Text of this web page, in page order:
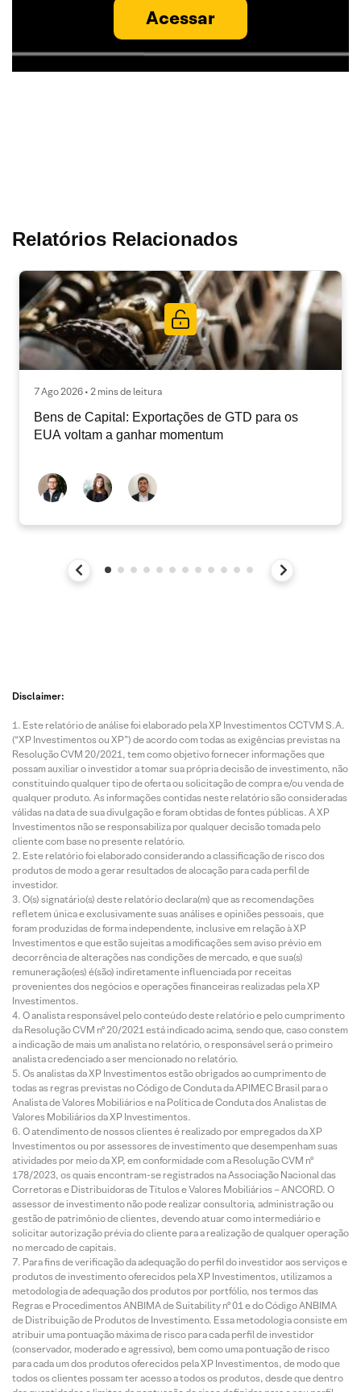
Acessar
Relatórios Relacionados
7 Ago 2026 • 2 mins de leitura
Bens de Capital: Exportações de GTD para os
EUA voltam a ganhar momentum
Disclaimer:
Este relatório de análise foi elaborado pela XP Investimentos CCTVM S.A.
(“XP Investimentos ou XP”) de acordo com todas as exigências previstas na
Resolução CVM 20/2021, tem como objetivo fornecer informações que
possam auxiliar o investidor a tomar sua própria decisão de investimento, não
constituindo qualquer tipo de oferta ou solicitação de compra e/ou venda de
qualquer produto. As informações contidas neste relatório são consideradas
válidas na data de sua divulgação e foram obtidas de fontes públicas. A XP
Investimentos não se responsabiliza por qualquer decisão tomada pelo
cliente com base no presente relatório.
Este relatório foi elaborado considerando a classificação de risco dos
produtos de modo a gerar resultados de alocação para cada perfil de
investidor.
O(s) signatário(s) deste relatório declara(m) que as recomendações
refletem única e exclusivamente suas análises e opiniões pessoais, que
foram produzidas de forma independente, inclusive em relação à XP
Investimentos e que estão sujeitas a modificações sem aviso prévio em
decorrência de alterações nas condições de mercado, e que sua(s)
remuneração(es) é(são) indiretamente influenciada por receitas
provenientes dos negócios e operações financeiras realizadas pela XP
Investimentos.
O analista responsável pelo conteúdo deste relatório e pelo cumprimento
da Resolução CVM nº 20/2021 está indicado acima, sendo que, caso constem
a indicação de mais um analista no relatório, o responsável será o primeiro
analista credenciado a ser mencionado no relatório.
Os analistas da XP Investimentos estão obrigados ao cumprimento de
todas as regras previstas no Código de Conduta da APIMEC Brasil para o
Analista de Valores Mobiliários e na Política de Conduta dos Analistas de
Valores Mobiliários da XP Investimentos.
O atendimento de nossos clientes é realizado por empregados da XP
Investimentos ou por assessores de investimento que desempenham suas
atividades por meio da XP, em conformidade com a Resolução CVM nº
178/2023, os quais encontram-se registrados na Associação Nacional das
Corretoras e Distribuidoras de Títulos e Valores Mobiliários – ANCORD. O
assessor de investimento não pode realizar consultoria, administração ou
gestão de patrimônio de clientes, devendo atuar como intermediário e
solicitar autorização prévia do cliente para a realização de qualquer operação
no mercado de capitais.
Para fins de verificação da adequação do perfil do investidor aos serviços e
produtos de investimento oferecidos pela XP Investimentos, utilizamos a
metodologia de adequação dos produtos por portfólio, nos termos das
Regras e Procedimentos ANBIMA de Suitability nº 01 e do Código ANBIMA
de Distribuição de Produtos de Investimento. Essa metodologia consiste em
atribuir uma pontuação máxima de risco para cada perfil de investidor
(conservador, moderado e agressivo), bem como uma pontuação de risco
para cada um dos produtos oferecidos pela XP Investimentos, de modo que
todos os clientes possam ter acesso a todos os produtos, desde que dentro